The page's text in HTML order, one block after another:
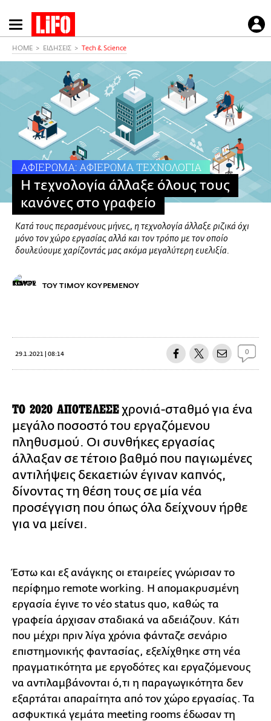
Παράκαμψη
προς
κυρίως
HOME ΕΙΔΗΣΕΙΣ Τech & Science
ΑΦΙΕΡΩΜΑ: ΑΦΙΕΡΩΜΑ ΤΕΧΝΟΛΟΓΙΑ
Η τεχνολογία άλλαξε όλους τους
κανόνες στο γραφείο
Κατά τους περασμένους μήνες, η τεχνολογία άλλαξε ριζικά όχι
μόνο τον χώρο εργασίας αλλά και τον τρόπο με τον οποίο
δουλεύουμε χαρίζοντάς μας ακόμα μεγαλύτερη ευελιξία.
ΤΟΥ ΤΙΜΟΥ ΚΟΥΡΕΜΕΝΟΥ
29.1.2021 | 08:14 0
ΤΟ 2020 ΑΠΟΤΕΛΕΣΕχρονιά-σταθμό για ένα
μεγάλο ποσοστό του εργαζόμενου
πληθυσμού. Οι συνθήκες εργασίας
άλλαξαν σε τέτοιο βαθμό που παγιωμένες
αντιλήψεις δεκαετιών έγιναν καπνός,
δίνοντας τη θέση τους σε μία νέα
προσέγγιση που όπως όλα δείχνουν ήρθε
για να μείνει.
Έστω και εξ ανάγκης οι εταιρείες γνώρισαν το
περίφημο remote working. Η απομακρυσμένη
εργασία έγινε το νέο status quo, καθώς τα
γραφεία άρχισαν σταδιακά να αδειάζουν. Κάτι
που μέχρι πριν λίγα χρόνια φάνταζε σενάριο
επιστημονικής φαντασίας, εξελίχθηκε στη νέα
πραγματικότητα με εργοδότες και εργαζόμενους
να αντιλαμβάνονται ό,τι η παραγωγικότητα δεν
εξαρτάται απαραίτητα από τον χώρο εργασίας. Τα
ασφυκτικά γεμάτα meeting rooms έδωσαν τη